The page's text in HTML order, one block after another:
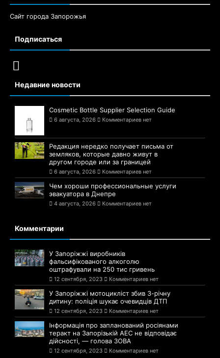
Сайт города Запорожья
Подписаться
Недавние новости
Cosmetic Bottle Supplier Selection Guide
6 августа, 2026 Комментариев нет
Редакция нередко получает письма от
земляков, которые давно живут в
другом городе или за границей
6 августа, 2026 Комментариев нет
Чем хороши профессиональные услуги
эвакуатора в Днепре
4 августа, 2026 Комментариев нет
Комментарии
У Запоріжжі виробників
фальсифікованого алкоголю
оштрафували на 250 тис гривень
12 сентября, 2023 Комментариев нет
У Запоріжжі мотоцикліст збив 3-річну
дитину: поліція шукає очевидців ДТП
12 сентября, 2023 Комментариев нет
Інформація про запланований росіянами
теракт на Запорізькій АЕС не відповідає
дійсності, — голова ЗОВА
12 сентября, 2023 Комментариев нет